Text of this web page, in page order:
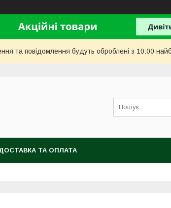
та повідомлення будуть оброблені з 10:00
ТА ОПЛАТА